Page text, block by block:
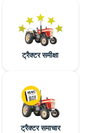
ट्रैक्टर समीक्षा
ट्रैक्टर समाचार